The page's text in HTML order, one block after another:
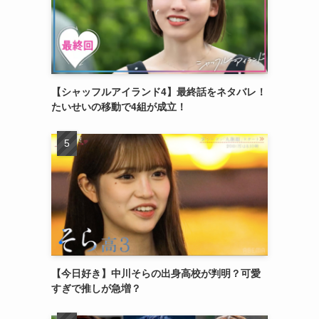
【シャッフルアイランド4】最終話をネタバレ！
たいせいの移動で4組が成立！
【今日好き】中川そらの出身高校が判明？可愛
すぎで推しが急増？